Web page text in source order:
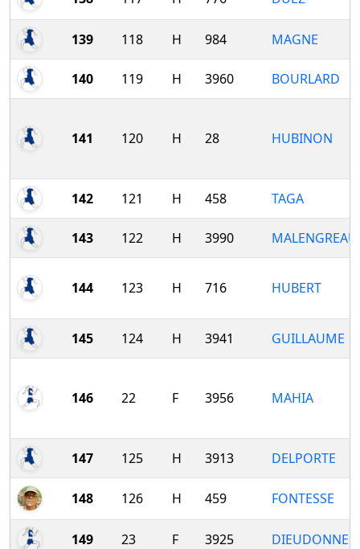
139 118 H 984 MAGNE
140 119 H 3960 BOURLARD
141 120 H 28 HUBINON
142 121 H 458 TAGA
143 122 H 3990
144 123 H 716 HUBERT
145 124 H 3941 GUILLAUME
146 22 F 3956 MAHIA
147 125 H 3913 DELPORTE
148 126 H 459 FONTESSE
149 23 F 3925 DIEUDONNE